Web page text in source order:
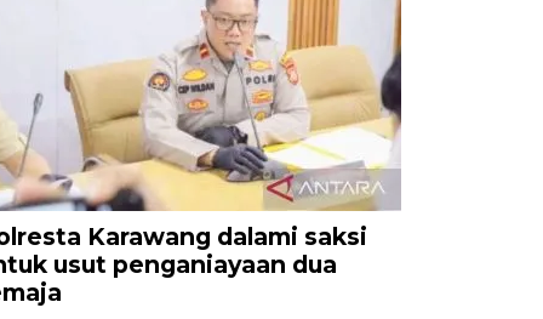
Karawang dalami saksi
usut penganiayaan dua